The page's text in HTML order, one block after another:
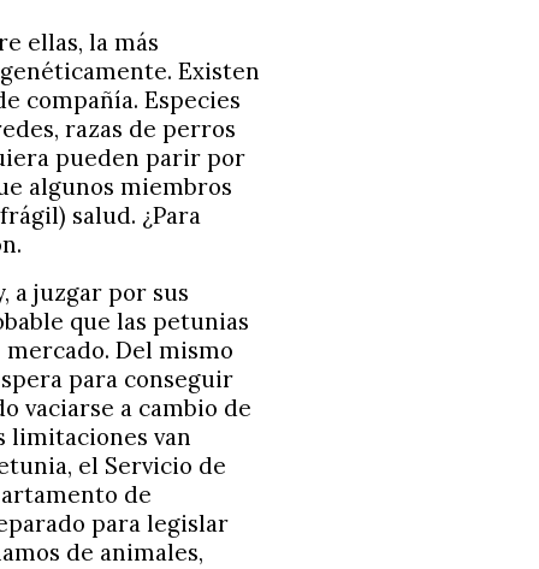
ellas, la más
Existen
compañía. Especies
razas de perros
pueden parir por
algunos miembros
salud. ¿Para
a juzgar por sus
que las petunias
Del mismo
para conseguir
vaciarse a cambio de
limitaciones van
el Servicio de
de
para legislar
de animales,